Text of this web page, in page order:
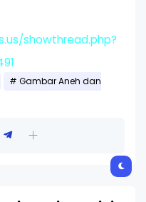
showthread.php?
Gambar Aneh dan